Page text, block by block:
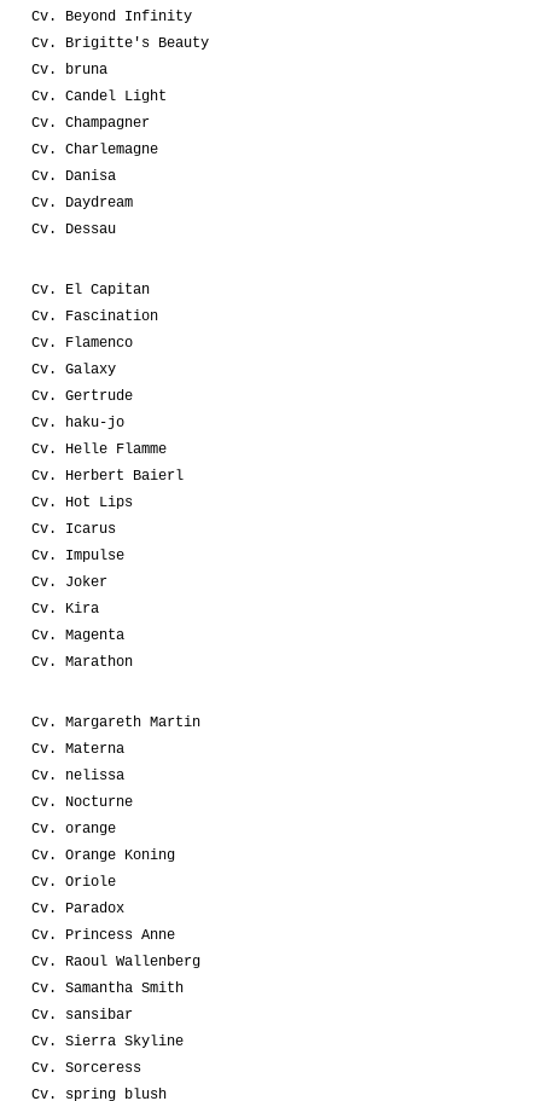
Cv. Beyond Infinity
Cv. Brigitte's Beauty
Cv. bruna
Cv. Candel Light
Cv. Champagner
Cv. Charlemagne
Cv. Danisa
Cv. Daydream
Cv. Dessau
Cv. El Capitan
Cv. Fascination
Cv. Flamenco
Cv. Galaxy
Cv. Gertrude
Cv. haku-jo
Cv. Helle Flamme
Cv. Herbert Baierl
Cv. Hot Lips
Cv. Icarus
Cv. Impulse
Cv. Joker
Cv. Kira
Cv. Magenta
Cv. Marathon
Cv. Margareth Martin
Cv. Materna
Cv. nelissa
Cv. Nocturne
Cv. orange
Cv. Orange Koning
Cv. Oriole
Cv. Paradox
Cv. Princess Anne
Cv. Raoul Wallenberg
Cv. Samantha Smith
Cv. sansibar
Cv. Sierra Skyline
Cv. Sorceress
Cv. spring blush